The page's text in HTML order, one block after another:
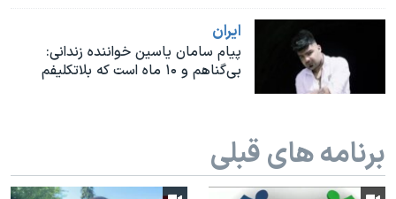
ايران
پیام سامان یاسین خواننده زندانی:‌
بی‌گناهم و ۱۰ ماه است که بلاتکلیفم
برنامه های قبلی